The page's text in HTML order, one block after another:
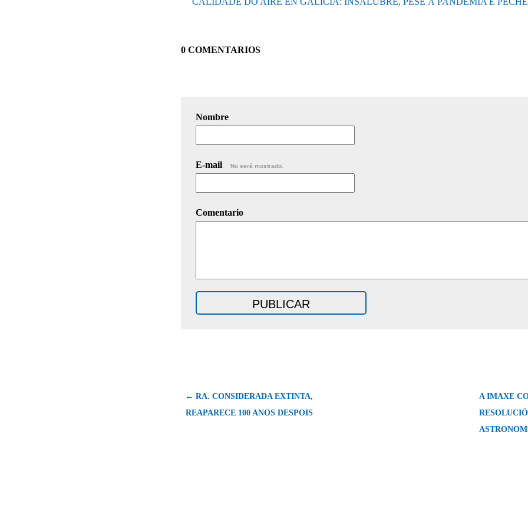
0 COMENTARIOS
Nombre
E-mail No será mostrado.
Comentario
← RA. CONSIDERADA EXTINTA,
REAPARECE 100 ANOS DESPOIS
A IMAXE